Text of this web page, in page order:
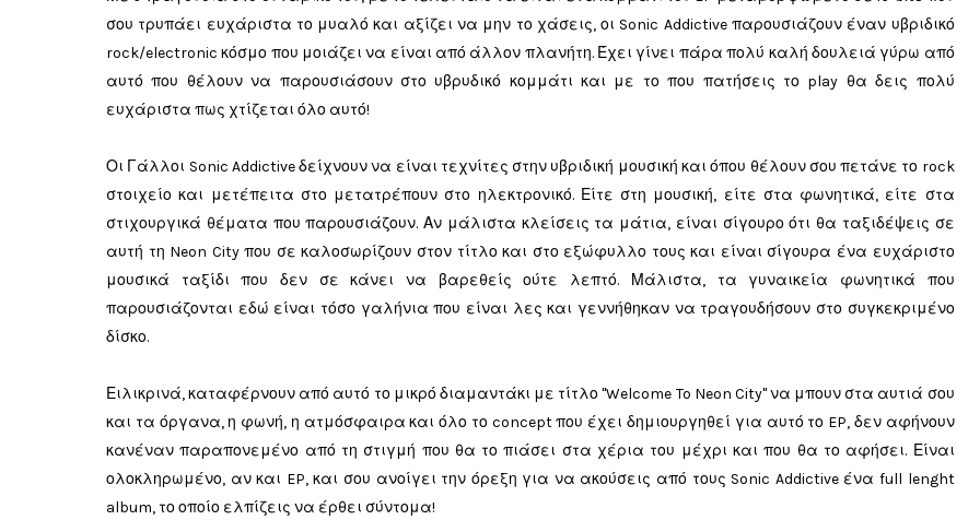
σου τρυπάει ευχάριστα το μυαλό και αξίζει να μην το χάσεις, οι Sonic Addictive παρουσιάζουν έναν υβριδικό
rock/electronic κόσμο που μοιάζει να είναι από άλλον πλανήτη. Έχει γίνει πάρα πολύ καλή δουλειά γύρω από
αυτό που θέλουν να παρουσιάσουν στο υβρυδικό κομμάτι και με το που πατήσεις το play θα δεις πολύ
ευχάριστα πως χτίζεται όλο αυτό!
Οι Γάλλοι Sonic Addictive δείχνουν να είναι τεχνίτες στην υβριδική μουσική και όπου θέλουν σου πετάνε το rock
στοιχείο και μετέπειτα στο μετατρέπουν στο ηλεκτρονικό. Είτε στη μουσική, είτε στα φωνητικά, είτε στα
στιχουργικά θέματα που παρουσιάζουν. Αν μάλιστα κλείσεις τα μάτια, είναι σίγουρο ότι θα ταξιδέψεις σε
αυτή τη Neon City που σε καλοσωρίζουν στον τίτλο και στο εξώφυλλο τους και είναι σίγουρα ένα ευχάριστο
μουσικά ταξίδι που δεν σε κάνει να βαρεθείς ούτε λεπτό. Μάλιστα, τα γυναικεία φωνητικά που
παρουσιάζονται εδώ είναι τόσο γαλήνια που είναι λες και γεννήθηκαν να τραγουδήσουν στο συγκεκριμένο
δίσκο.
Ειλικρινά, καταφέρνουν από αυτό το μικρό διαμαντάκι με τίτλο "Welcome To Neon City" να μπουν στα αυτιά σου
και τα όργανα, η φωνή, η ατμόσφαιρα και όλο το concept που έχει δημιουργηθεί για αυτό το EP, δεν αφήνουν
κανέναν παραπονεμένο από τη στιγμή που θα το πιάσει στα χέρια του μέχρι και που θα το αφήσει. Είναι
ολοκληρωμένο, αν και EP, και σου ανοίγει την όρεξη για να ακούσεις από τους Sonic Addictive ένα full lenght
album, το οποίο ελπίζεις να έρθει σύντομα!